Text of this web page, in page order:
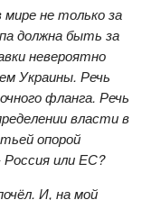
не только за
должна быть за
невероятно
Украины. Речь
фланга. Речь
власти в
опорой
или ЕС?
И, на мой